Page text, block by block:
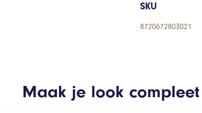
SKU
8720672803021
Maak je look compleet